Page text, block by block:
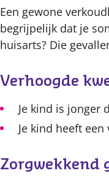
Een gewone
begrijpelijk dat je
huisarts? Die
Verhoogde
Je kind is jonger
Je kind heeft
Zorgwekkend